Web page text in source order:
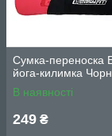
Сумка-переноска
йога-килимка
В наявності
249 ₴